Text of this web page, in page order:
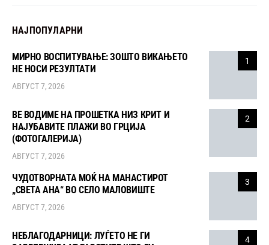
НАЈПОПУЛАРНИ
1
МИРНО ВОСПИТУВАЊЕ: ЗОШТО ВИКАЊЕТО
НЕ НОСИ РЕЗУЛТАТИ
АВГУСТ 7, 2026
2
ВЕ ВОДИМЕ НА ПРОШЕТКА НИЗ КРИТ И
НАЈУБАВИТЕ ПЛАЖИ ВО ГРЦИЈА
(ФОТОГАЛЕРИЈА)
АВГУСТ 7, 2026
3
ЧУДОТВОРНАТА МОЌ НА МАНАСТИРОТ
„СВЕТА АНА“ ВО СЕЛО МАЛОВИШТЕ
АВГУСТ 7, 2026
4
НЕБЛАГОДАРНИЦИ: ЛУЃЕТО НЕ ГИ